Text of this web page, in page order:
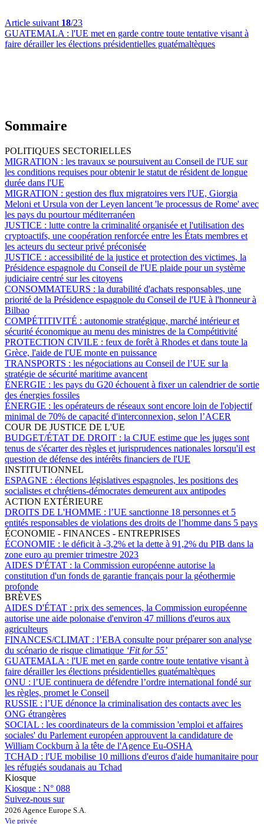
Article suivant 18/23
GUATEMALA : l'UE met en garde contre toute tentative visant à
faire dérailler les élections présidentielles guatémaltèques
Sommaire
POLITIQUES SECTORIELLES
MIGRATION : les travaux se poursuivent au Conseil de l'UE sur
les conditions requises pour obtenir le statut de résident de longue
durée dans l'UE
MIGRATION : gestion des flux migratoires vers l'UE, Giorgia
Meloni et Ursula von der Leyen lancent 'le processus de Rome' avec
les pays du pourtour méditerranéen
JUSTICE : lutte contre la criminalité organisée et l'utilisation des
cryptoactifs, une coopération renforcée entre les États membres et
les acteurs du secteur privé préconisée
JUSTICE : accessibilité de la justice et protection des victimes, la
Présidence espagnole du Conseil de l'UE plaide pour un système
judiciaire centré sur les citoyens
CONSOMMATEURS : la durabilité d'achats responsables, une
priorité de la Présidence espagnole du Conseil de l'UE à l'honneur à
Bilbao
COMPÉTITIVITÉ : autonomie stratégique, marché intérieur et
sécurité économique au menu des ministres de la Compétitivité
PROTECTION CIVILE : feux de forêt à Rhodes et dans toute la
Grèce, l'aide de l'UE monte en puissance
TRANSPORTS : les négociations au Conseil de l’UE sur la
stratégie de sécurité maritime avancent
ÉNERGIE : les pays du G20 échouent à fixer un calendrier de sortie
des énergies fossiles
ÉNERGIE : les opérateurs de réseaux sont encore loin de l'objectif
minimal de 70% de capacité d'interconnexion, selon l’ACER
COUR DE JUSTICE DE L'UE
BUDGET/ÉTAT DE DROIT : la CJUE estime que les juges sont
tenus de s'écarter des règles et jurisprudences nationales lorsqu'il est
question de défense des intérêts financiers de l'UE
INSTITUTIONNEL
ESPAGNE : élections législatives espagnoles, les positions des
socialistes et chrétiens-démocrates demeurent aux antipodes
ACTION EXTÉRIEURE
DROITS DE L'HOMME : l’UE sanctionne 18 personnes et 5
entités responsables de violations des droits de l’homme dans 5 pays
ÉCONOMIE - FINANCES - ENTREPRISES
ÉCONOMIE : le déficit à -3,2% et la dette à 91,2% du PIB dans la
zone euro au premier trimestre 2023
AIDES D'ÉTAT : la Commission européenne autorise la
constitution d'un fonds de garantie français pour la géothermie
profonde
BRÈVES
AIDES D'ÉTAT : prix des semences, la Commission européenne
autorise une aide polonaise d'environ 47 millions d'euros aux
agriculteurs
FINANCES/CLIMAT : l’EBA consulte pour préparer son analyse
du scénario de risque climatique ‘Fit for 55’
GUATEMALA : l'UE met en garde contre toute tentative visant à
faire dérailler les élections présidentielles guatémaltèques
ONU : l’UE continuera de défendre l’ordre international fondé sur
les règles, promet le Conseil
RUSSIE : l’UE dénonce la criminalisation des contacts avec les
ONG étrangères
SOCIAL : les coordinateurs de la commission 'emploi et affaires
sociales' du Parlement européen approuvent la candidature de
William Cockburn à la tête de l'Agence Eu-OSHA
TCHAD : l'UE mobilise 10 millions d'euros d'aide humanitaire pour
les réfugiés soudanais au Tchad
Kiosque
Kiosque : N° 088
Suivez-nous sur
2026 Agence Europe S.A.
Vie privée